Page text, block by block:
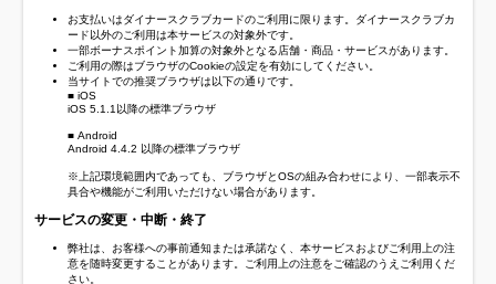
お支払いはダイナースクラブカードのご利用に限ります。ダイナースクラブカ
ード以外のご利用は本サービスの対象外です。
一部ボーナスポイント加算の対象外となる店舗・商品・サービスがあります。
ご利用の際はブラウザのCookieの設定を有効にしてください。
当サイトでの推奨ブラウザは以下の通りです。
■ iOS
iOS 5.1.1以降の標準ブラウザ
■ Android
Android 4.4.2 以降の標準ブラウザ
※上記環境範囲内であっても、ブラウザとOSの組み合わせにより、一部表示不
具合や機能がご利用いただけない場合があります。
サービスの変更・中断・終了
弊社は、お客様への事前通知または承諾なく、本サービスおよびご利用上の注
意を随時変更することがあります。ご利用上の注意をご確認のうえご利用くだ
さい。